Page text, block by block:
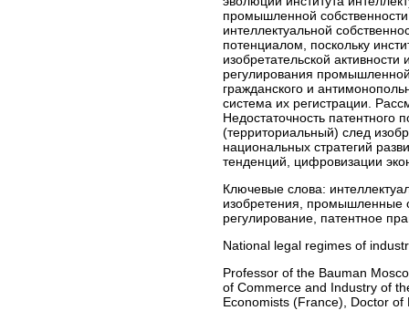
промышленной
интеллектуальной
потенциалом, поскольку
изобретательской
регулирования
гражданского и
система их регистрации.
Недостаточность
(территориальный) след
национальных стратегий
тенденций, цифровизации
Ключевые слова:
изобретения, промышленные
регулирование, патентное
National legal regimes of
Professor of the Bauman
of Commerce and Industry of
Economists (France), Doctor of